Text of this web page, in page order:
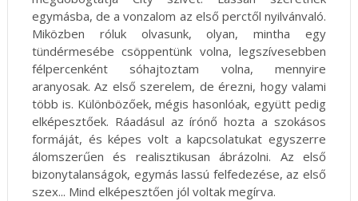
egymásba, de a vonzalom az első perctől nyilvánvaló.
Miközben róluk olvasunk, olyan, mintha egy
tündérmesébe csöppentünk volna, legszívesebben
félpercenként sóhajtoztam volna, mennyire
aranyosak. Az első szerelem, de érezni, hogy valami
több is. Különbözőek, mégis hasonlóak, együtt pedig
elképesztőek. Ráadásul az írónő hozta a szokásos
formáját, és képes volt a kapcsolatukat egyszerre
álomszerűen és realisztikusan ábrázolni. Az első
bizonytalanságok, egymás lassú felfedezése, az első
szex... Mind elképesztően jól voltak megírva.